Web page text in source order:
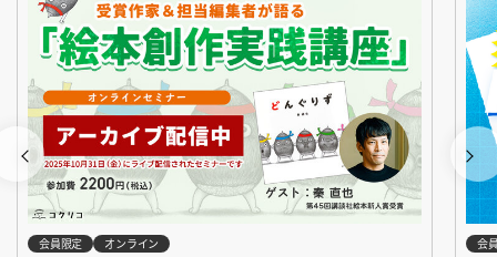
会員限定 オンライン 会